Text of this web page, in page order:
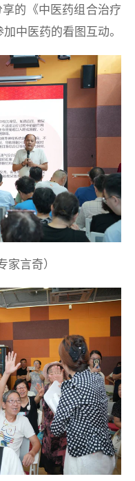
享的《中医药组合治疗
中医药的看图互动。
家言奇）